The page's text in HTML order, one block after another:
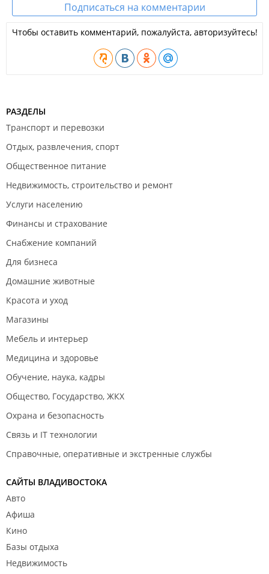
Подписаться на комментарии
Чтобы оставить комментарий, пожалуйста, авторизуйтесь!
РАЗДЕЛЫ
Транспорт и перевозки
Отдых, развлечения, спорт
Общественное питание
Недвижимость, строительство и ремонт
Услуги населению
Финансы и страхование
Снабжение компаний
Для бизнеса
Домашние животные
Красота и уход
Магазины
Мебель и интерьер
Медицина и здоровье
Обучение, наука, кадры
Общество, Государство, ЖКХ
Охрана и безопасность
Связь и IT технологии
Справочные, оперативные и экстренные службы
САЙТЫ ВЛАДИВОСТОКА
Авто
Афиша
Кино
Базы отдыха
Недвижимость